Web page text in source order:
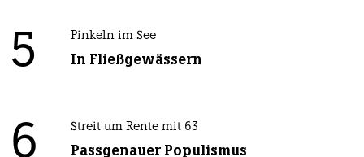
5 Pinkeln im See
In Fließgewässern
6 Streit um Rente mit 63
Passgenauer Populismus